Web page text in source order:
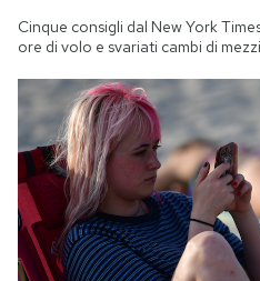
Cinque consigli dal New York
ore di volo e svariati cambi di mezzi